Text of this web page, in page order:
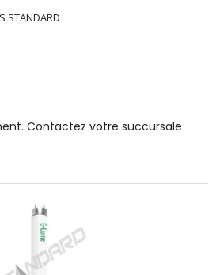
STANDARD
Contactez votre succursale